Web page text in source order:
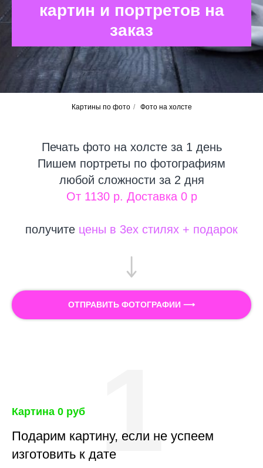
картин и портретов на
заказ
Картины по фото / Фото на холсте
Печать фото на холсте за 1 день
Пишем портреты по фотографиям
любой сложности за 2 дня
От 1130 р. Доставка 0 р
получите цены в 3ех стилях + подарок
ОТПРАВИТЬ ФОТОГРАФИИ ⟶
Картина 0 руб
Подарим картину, если не успеем
изготовить к дате1